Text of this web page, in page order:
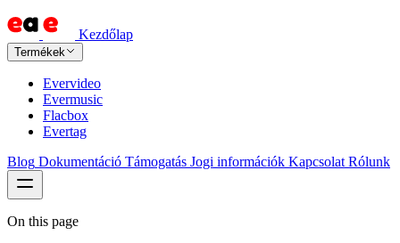
Kezdőlap
Termékek
Evervideo
Evermusic
Flacbox
Evertag
Blog Dokumentáció Támogatás Jogi információk Kapcsolat Rólunk
On this page